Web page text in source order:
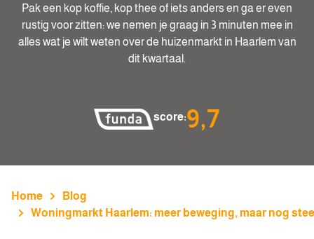
Pak een kop koffie, kop thee of iets anders en ga er even
rustig voor zitten: we nemen je graag in 3 minuten mee in
alles wat je wilt weten over de huizenmarkt in Haarlem van
dit kwartaal.
score:9,7
Home
Blog
Woningmarkt Haarlem: meer beweging, maar nog